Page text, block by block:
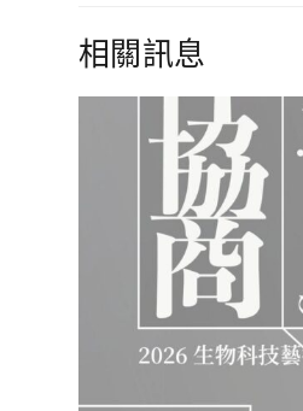
導
覽
相關訊息